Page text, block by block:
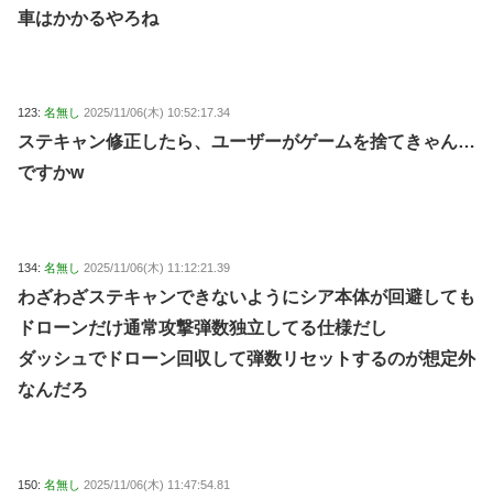
車はかかるやろね
123: 名無し 2025/11/06(木) 10:52:17.34
ステキャン修正したら、ユーザーがゲームを捨てきゃん…
ですかw
134: 名無し 2025/11/06(木) 11:12:21.39
わざわざステキャンできないようにシア本体が回避しても
ドローンだけ通常攻撃弾数独立してる仕様だし
ダッシュでドローン回収して弾数リセットするのが想定外
なんだろ
150: 名無し 2025/11/06(木) 11:47:54.81